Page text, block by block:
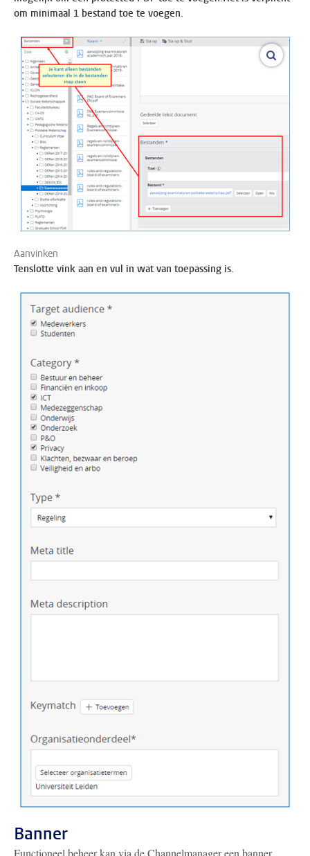
om minimaal 1 bestand toe te voegen.
Aanvinken
Tenslotte vink aan en vul in wat van toepassing is.
Banner
Functioneel beheer kan via de Channelmanager een banner